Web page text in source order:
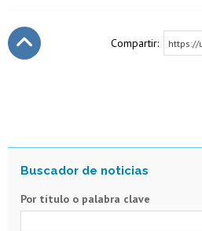
Compartir: https://
Por título o palabra clave